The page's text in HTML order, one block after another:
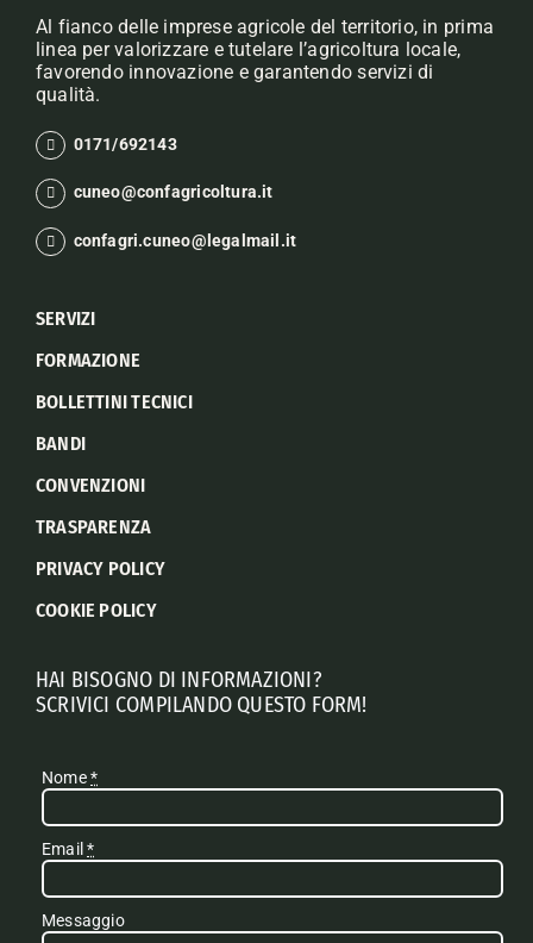
Al fianco delle imprese agricole del territorio, in prima
linea per valorizzare e tutelare l’agricoltura locale,
favorendo innovazione e garantendo servizi di
qualità.
0171/692143
cuneo@confagricoltura.it
confagri.cuneo@legalmail.it
SERVIZI
FORMAZIONE
BOLLETTINI TECNICI
BANDI
CONVENZIONI
TRASPARENZA
PRIVACY POLICY
COOKIE POLICY
HAI BISOGNO DI INFORMAZIONI?
SCRIVICI COMPILANDO QUESTO FORM!
Nome*
Email*
Messaggio